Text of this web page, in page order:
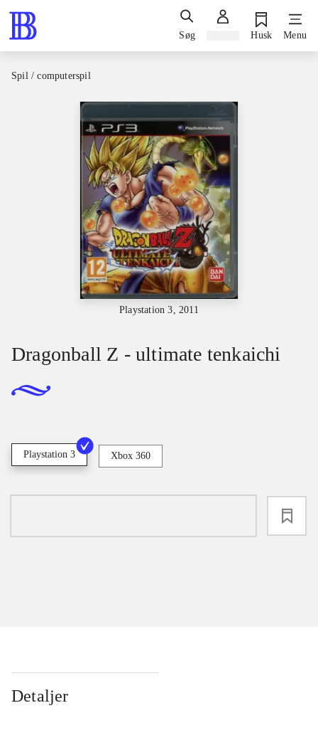
Søg Husk Menu
Spil / computerspil
Playstation 3, 2011
Dragonball Z - ultimate tenkaichi
Playstation 3 Xbox 360
Detaljer